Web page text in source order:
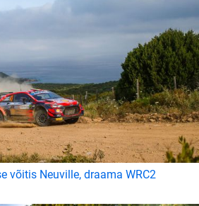
võitis Neuville, draama WRC2